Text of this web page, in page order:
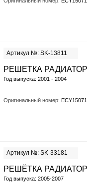
Артикул №: SK-13811
РЕШЕТКА
Год выпуска: 2001 - 2004
Оригинальный номер:
Артикул №: SK-33181
РЕШЁТКА
Год выпуска: 2005-2007